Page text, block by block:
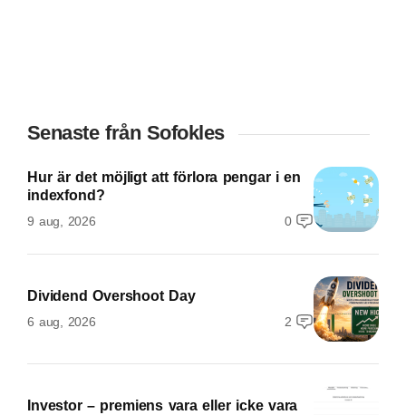
Senaste från Sofokles
Hur är det möjligt att förlora pengar i en
indexfond?
9 aug, 2026 0
Dividend Overshoot Day
6 aug, 2026 2
Investor – premiens vara eller icke vara